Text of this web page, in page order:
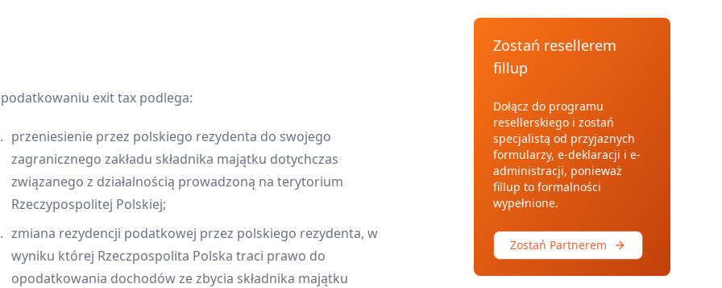
exit tax podlega:
przeniesienie przez polskiego rezydenta do swojego
zagranicznego zakładu składnika majątku dotychczas
związanego z działalnością prowadzoną na terytorium
Rzeczypospolitej Polskiej;
zmiana rezydencji podatkowej przez polskiego rezydenta, w
wyniku której Rzeczpospolita Polska traci prawo do
opodatkowania dochodów ze zbycia składnika majątku
Zostań resellerem
fillup
Dołącz do programu
resellerskiego i zostań
specjalistą od przyjaznych
formularzy, e-deklaracji i e-
administracji, ponieważ
fillup to formalności
wypełnione.
Zostań Partnerem